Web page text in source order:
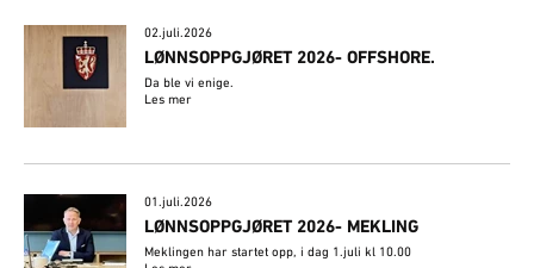
02.juli.2026
​LØNNSOPPGJØRET 2026- OFFSHORE.
Da ble vi enige.
Les mer
01.juli.2026
LØNNSOPPGJØRET 2026- MEKLING
Meklingen har startet opp, i dag 1.juli kl 10.00